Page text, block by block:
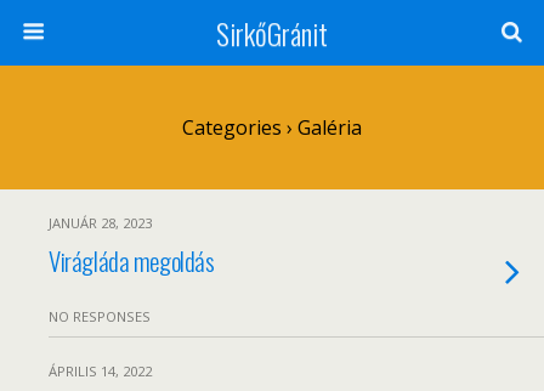
SirkőGránit
Categories › Galéria
JANUÁR 28, 2023
Virágláda megoldás
NO RESPONSES
ÁPRILIS 14, 2022